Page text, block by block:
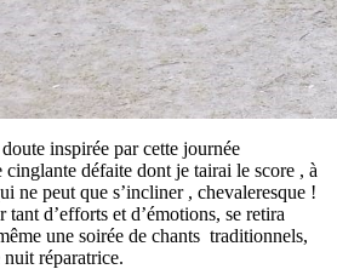
inspirée par cette journée
défaite dont je tairai le score , à
ne peut que s’incliner , chevaleresque !
d’efforts et d’émotions, se retira
une soirée de chants traditionnels,
réparatrice.